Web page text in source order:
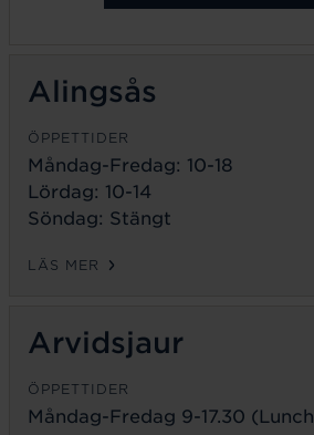
Alingsås
ÖPPETTIDER
Måndag-Fredag: 10-18
Lördag: 10-14
Söndag: Stängt
LÄS MER
Arvidsjaur
ÖPPETTIDER
Måndag-Fredag 9-17.30